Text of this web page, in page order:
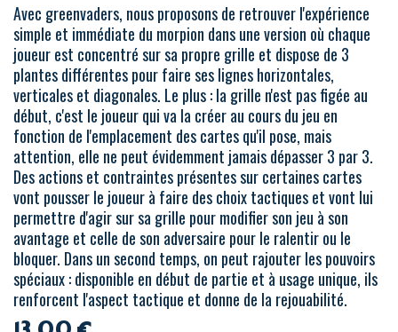
Avec greenvaders, nous proposons de retrouver l'expérience
simple et immédiate du morpion dans une version où chaque
joueur est concentré sur sa propre grille et dispose de 3
plantes différentes pour faire ses lignes horizontales,
verticales et diagonales. Le plus : la grille n'est pas figée au
début, c'est le joueur qui va la créer au cours du jeu en
fonction de l'emplacement des cartes qu'il pose, mais
attention, elle ne peut évidemment jamais dépasser 3 par 3.
Des actions et contraintes présentes sur certaines cartes
vont pousser le joueur à faire des choix tactiques et vont lui
permettre d'agir sur sa grille pour modifier son jeu à son
avantage et celle de son adversaire pour le ralentir ou le
bloquer. Dans un second temps, on peut rajouter les pouvoirs
spéciaux : disponible en début de partie et à usage unique, ils
renforcent l'aspect tactique et donne de la rejouabilité.